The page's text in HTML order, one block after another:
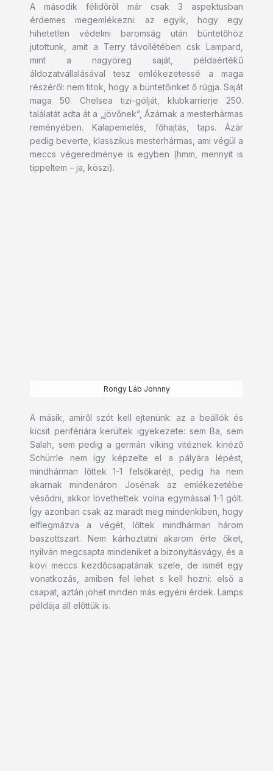
A második félidőről már csak 3 aspektusban
érdemes megemlékezni: az egyik, hogy egy
hihetetlen védelmi baromság után büntetőhöz
jutottunk, amit a Terry távollétében csk Lampard,
mint a nagyöreg saját, példaértékű
áldozatvállalásával tesz emlékezetessé a maga
részéről: nem titok, hogy a büntetőinket ő rúgja. Saját
maga 50. Chelsea tizi-gólját, klubkarrierje 250.
találatát adta át a „jövőnek”, Ázárnak a mesterhármas
reményében. Kalapemelés, főhajtás, taps. Ázár
pedig beverte, klasszikus mesterhármas, ami végül a
meccs végeredménye is egyben (hmm, mennyit is
tippeltem – ja, köszi).
Rongy Láb Johnny
A másik, amiről szót kell ejtenünk: az a beállók és
kicsit perifériára kerültek igyekezete: sem Ba, sem
Salah, sem pedig a germán viking vitéznek kinéző
Schürrle nem így képzelte el a pályára lépést,
mindhárman lőttek 1-1 felsőkaréjt, pedig ha nem
akarnak mindenáron Josénak az emlékezetébe
vésődni, akkor lövethettek volna egymással 1-1 gólt.
Így azonban csak az maradt meg mindenkiben, hogy
elflegmázva a végét, lőttek mindhárman három
baszottszart. Nem kárhoztatni akarom érte őket,
nyilván megcsapta mindeniket a bizonyításvágy, és a
kövi meccs kezdőcsapatának szele, de ismét egy
vonatkozás, amiben fel lehet s kell hozni: első a
csapat, aztán jöhet minden más egyéni érdek. Lamps
példája áll előttük is.